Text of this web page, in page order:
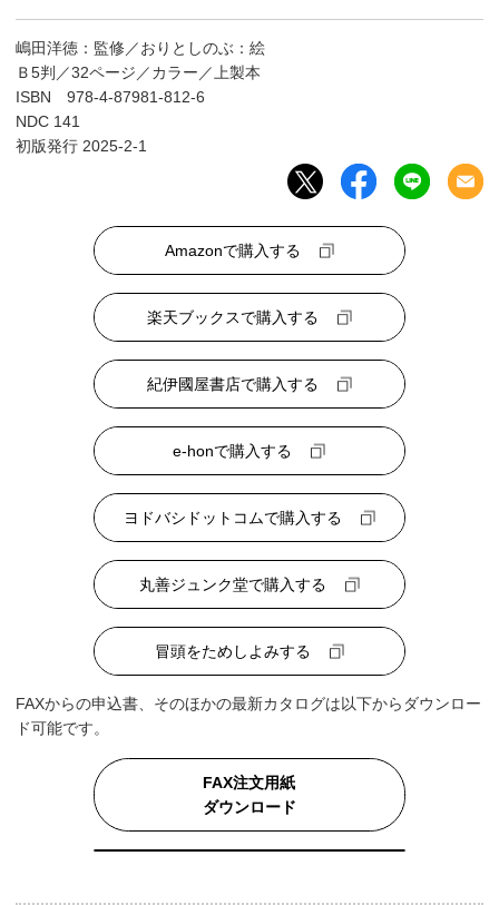
嶋田洋徳：監修／おりとしのぶ：絵
Ｂ5判／32ページ／カラー／上製本
ISBN 978-4-87981-812-6
NDC 141
初版発行 2025-2-1
Amazonで購入する
楽天ブックスで購入する
紀伊國屋書店で購入する
e-honで購入する
ヨドバシドットコムで購入する
丸善ジュンク堂で購入する
冒頭をためしよみする
FAXからの申込書、そのほかの最新カタログは以下からダウンロー
ド可能です。
FAX注文用紙
ダウンロード